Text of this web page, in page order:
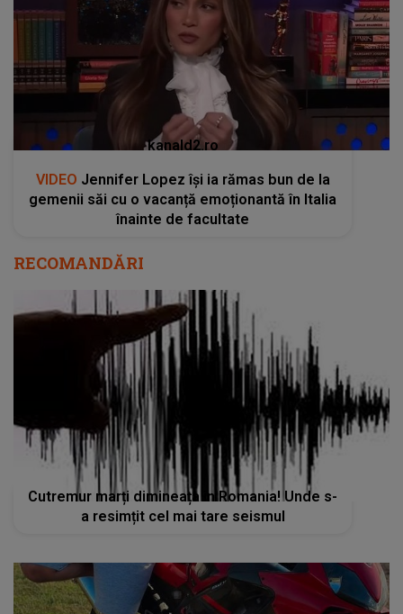
kanald2.ro
VIDEO Jennifer Lopez își ia rămas bun de la
gemenii săi cu o vacanță emoționantă în Italia
înainte de facultate
RECOMANDĂRI
Cutremur marți dimineața în Romania! Unde s-
a resimțit cel mai tare seismul